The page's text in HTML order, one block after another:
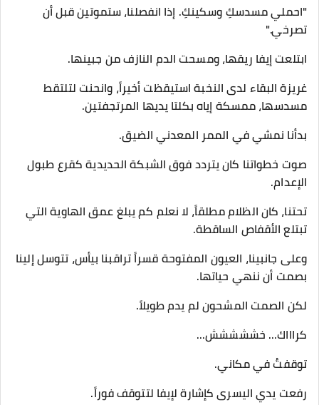
"احملي مسدسكِ وسكينكِ. إذا انفصلنا، ستموتين قبل أن
تصرخي."
​ابتلعت إيفا ريقها، ومسحت الدم النازف من جبينها.
غريزة البقاء لدى النخبة استيقظت أخيراً، وانحنت لتلتقط
مسدسها، ممسكة إياه بكلتا يديها المرتجفتين.
​بدأنا نمشي في الممر المعدني الضيق.
صوت خطواتنا كان يتردد فوق الشبكة الحديدية كقرع طبول
الإعدام.
تحتنا، كان الظلام مطلقاً، لا نعلم كم يبلغ عمق الهاوية التي
تبتلع الأقفاص الساقطة.
وعلى جانبينا، العيون المفتوحة قسراً تراقبنا بيأس، تتوسل إلينا
بصمت أن ننهي حياتها.
​لكن الصمت المشحون لم يدم طويلاً.
​كراااك... خششششش...
​توقفتُ في مكاني.
رفعت يدي اليسرى كإشارة لإيفا لتتوقف فوراً.